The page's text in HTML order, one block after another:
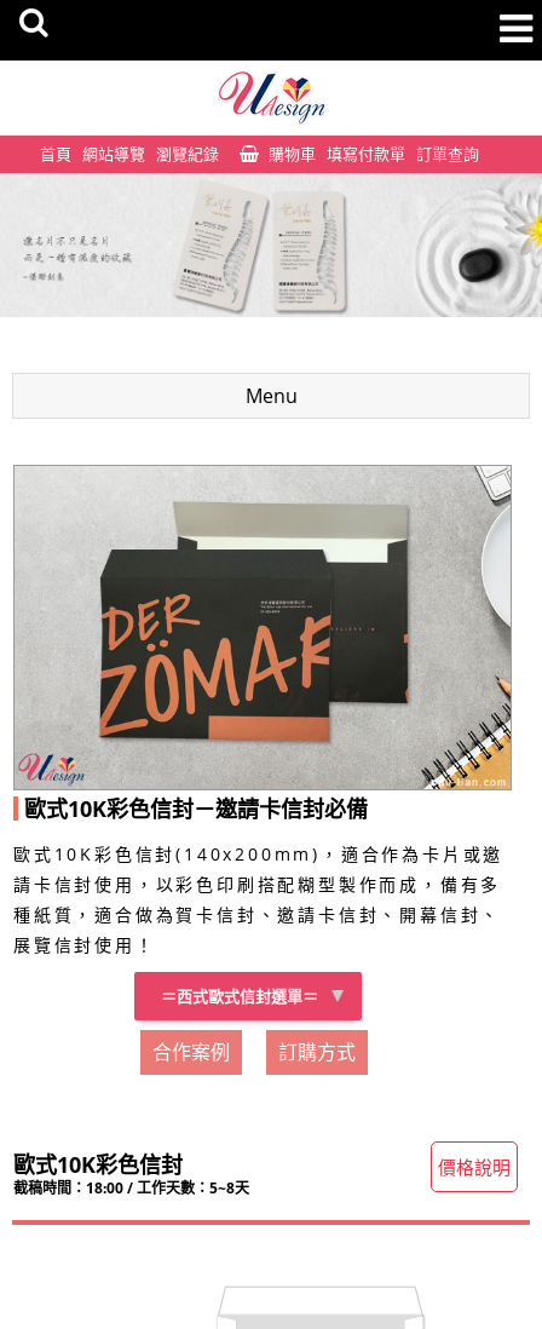
首頁 網站導覽 瀏覽紀錄 購物車 填寫付款單 訂單查詢
Menu
歐式10K彩色信封－邀請卡信封必備
歐式10K彩色信封(140x200mm)，適合作為卡片或邀
請卡信封使用，以彩色印刷搭配糊型製作而成，備有多
種紙質，適合做為賀卡信封、邀請卡信封、開幕信封、
展覽信封使用！
＝西式歐式信封選單＝
西式10K彩色信封
歐式10K彩色信封
12K開窗彩色信封
歐式12K彩色信封
歐式15K彩色信封
歐式大15K彩色信封
歐式16K彩色信封
合作案例 訂購方式
歐式10K彩色信封
截稿時間：18:00 / 工作天數：5~8天
價格說明